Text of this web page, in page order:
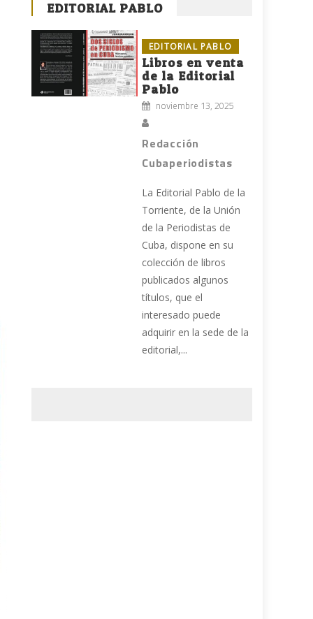
EDITORIAL PABLO
EDITORIAL PABLO
Libros en venta
de la Editorial
Pablo
noviembre 13, 2025
Redacción
Cubaperiodistas
La Editorial Pablo de la
Torriente, de la Unión
de la Periodistas de
Cuba, dispone en su
colección de libros
publicados algunos
títulos, que el
interesado puede
adquirir en la sede de la
editorial,...